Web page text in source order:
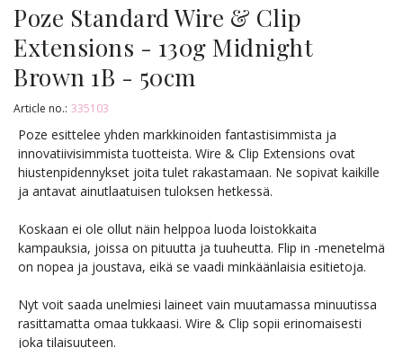
Poze Standard Wire & Clip
Extensions - 130g Midnight
Brown 1B - 50cm
Article no.: 335103
Poze esittelee yhden markkinoiden fantastisimmista ja
innovatiivisimmista tuotteista. Wire & Clip Extensions ovat
hiustenpidennykset joita tulet rakastamaan. Ne sopivat kaikille
ja antavat ainutlaatuisen tuloksen hetkessä.
Koskaan ei ole ollut näin helppoa luoda loistokkaita
kampauksia, joissa on pituutta ja tuuheutta. Flip in -menetelmä
on nopea ja joustava, eikä se vaadi minkäänlaisia esitietoja.
Nyt voit saada unelmiesi laineet vain muutamassa minuutissa
rasittamatta omaa tukkaasi. Wire & Clip sopii erinomaisesti
joka tilaisuuteen.